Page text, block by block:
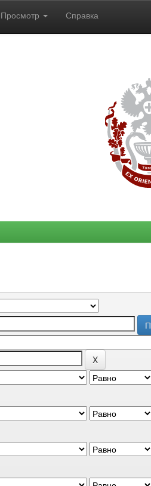
Просмотр Справка